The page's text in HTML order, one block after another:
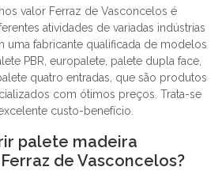
valor Ferraz de Vasconcelos é
atividades de variadas indústrias
uma fabricante qualificada de modelos
PBR, europalete, palete dupla face,
quatro entradas, que são produtos
com ótimos preços. Trata-se
custo-benefício.
palete madeira
de Vasconcelos?